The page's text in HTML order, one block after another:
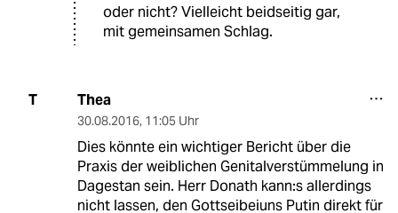
oder nicht? Vielleicht beidseitig gar,
mit gemeinsamen Schlag.
T Thea
30.08.2016, 11:05 Uhr
Dies könnte ein wichtiger Bericht über die
Praxis der weiblichen Genitalverstümmelung in
Dagestan sein. Herr Donath kann:s allerdings
nicht lassen, den Gottseibeiuns Putin direkt für